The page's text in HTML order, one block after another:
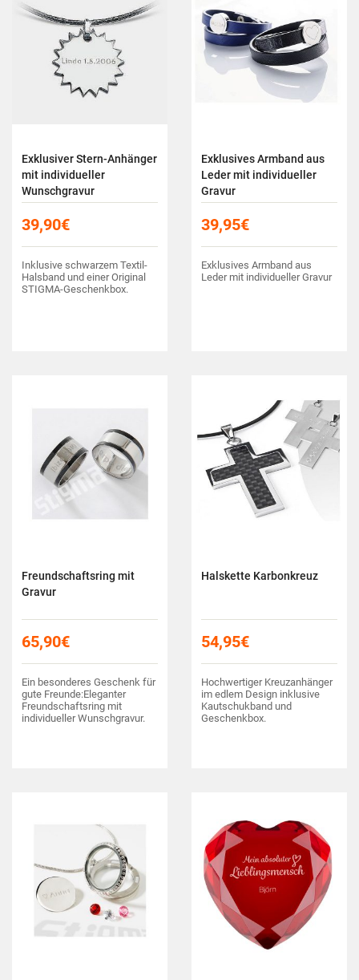
Exklusiver Stern-Anhänger
mit individueller
Wunschgravur
39,90€
Inklusive schwarzem Textil-
Halsband und einer Original
STIGMA-Geschenkbox.
Exklusives Armband aus
Leder mit individueller
Gravur
39,95€
Exklusives Armband aus
Leder mit individueller Gravur
Freundschaftsring mit
Gravur
65,90€
Ein besonderes Geschenk für
gute Freunde:Eleganter
Freundschaftsring mit
individueller Wunschgravur.
Halskette Karbonkreuz
54,95€
Hochwertiger Kreuzanhänger
im edlem Design inklusive
Kautschukband und
Geschenkbox.